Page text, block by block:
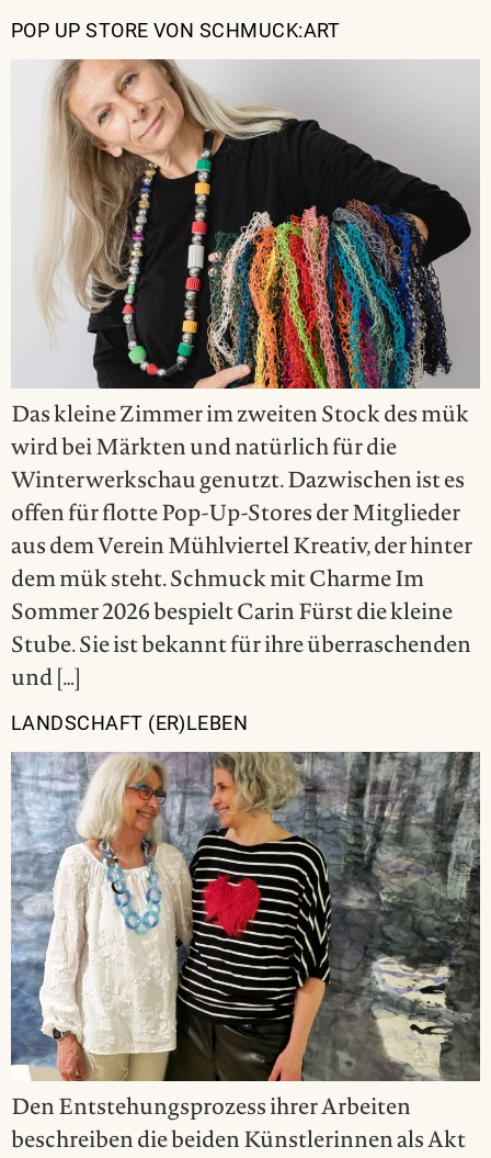
POP UP STORE VON SCHMUCK:ART
Das kleine Zimmer im zweiten Stock des mük
wird bei Märkten und natürlich für die
Winterwerkschau genutzt. Dazwischen ist es
offen für flotte Pop-Up-Stores der Mitglieder
aus dem Verein Mühlviertel Kreativ, der hinter
dem mük steht. Schmuck mit Charme Im
Sommer 2026 bespielt Carin Fürst die kleine
Stube. Sie ist bekannt für ihre überraschenden
und […]
LANDSCHAFT (ER)LEBEN
Den Entstehungsprozess ihrer Arbeiten
beschreiben die beiden Künstlerinnen als Akt